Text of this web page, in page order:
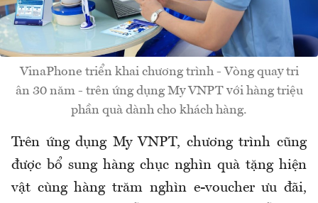
VinaPhone triển khai chương trình - Vòng quay tri
ân 30 năm - trên ứng dụng My VNPT với hàng triệu
phần quà dành cho khách hàng.
Trên ứng dụng My VNPT, chương trình cũng
được bổ sung hàng chục nghìn quà tặng hiện
vật cùng hàng trăm nghìn e-voucher ưu đãi,